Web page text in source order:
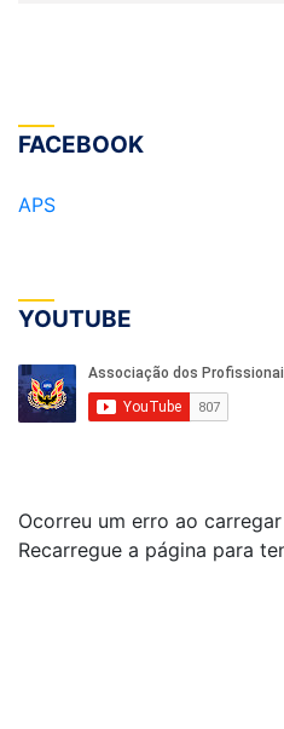
FACEBOOK
APS
YOUTUBE
Ocorreu um erro ao
Recarregue a página para